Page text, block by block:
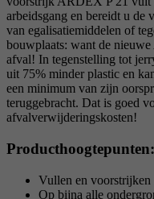
arbeidsgang en bereidt u de
van egalisatiemiddelen of
bouwplaats: want de
afval! In tegenstelling tot
uit 75% minder plastic en
een minimum van zijn
teruggebracht. Dat is goed
afvalverwijderingskosten!
Producthoogtepunten:
Vullen en voorstrijken
Op bijna alle